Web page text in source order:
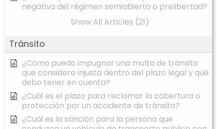
negativa del régimen semiabierto o prelibertad?
Show All Articles (21)
Tránsito
¿Cómo puedo impugnar una multa de tránsito
que considero injusta dentro del plazo legal y qué
debo tener en cuenta?
¿Cuál es el plazo para reclamar la cobertura o
protección por un accidente de tránsito?
¿Cuál es la sanción para la persona que